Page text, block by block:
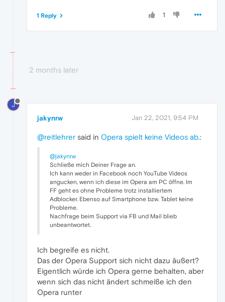
1
1 Reply
2 months later
J
jakynrw Jan 22, 2021, 9:54 PM
@reitlehrer said in Opera spielt keine Videos ab.:
@jakynrw
Schließe mich Deiner Frage an.
Ich kann weder in Facebook noch YouTube Videos
angucken, wenn ich diese im Opera am PC öffne. Im
FF geht es ohne Probleme trotz installiertem
Adblocker. Ebenso auf Smartphone bzw. Tablet keine
Probleme.
Nachfrage beim Support via FB und Mail blieb
unbeantwortet.
Ich begreife es nicht.
Das der Opera Support sich nicht dazu äußert?
Eigentlich würde ich Opera gerne behalten, aber
wenn sich das nicht ändert schmeiße ich den
Opera runter